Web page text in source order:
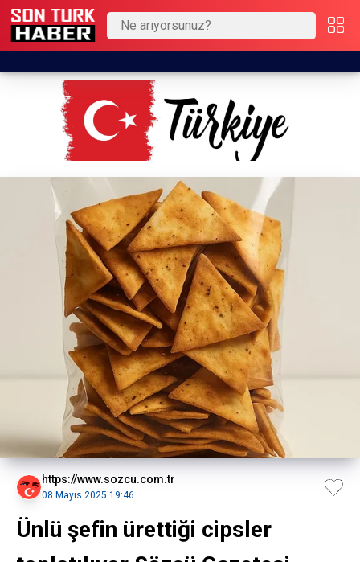
https://www.sozcu.com.tr
08 Mayıs 2025 19:46
Ünlü şefin ürettiği cipsler